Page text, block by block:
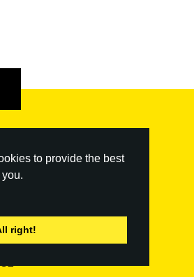
to provide the best
right!
use